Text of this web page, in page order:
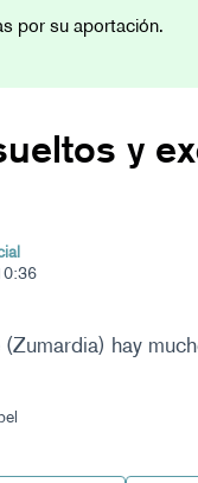
por su aportación.
y
(Zumardia) hay
Propuesta en papel